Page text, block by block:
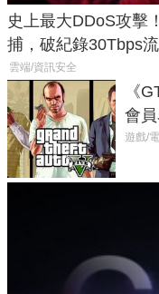
史上最大DDoS攻擊
捕，破紀錄30Tbps
雲端/資訊安全
《
會
在開
遊戲/